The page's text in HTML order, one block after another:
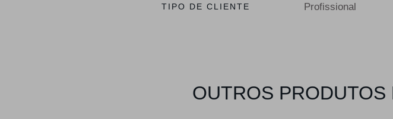
TIPO DE CLIENTE Profissional
OUTROS